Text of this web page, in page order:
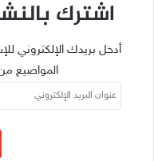
اشترك
أدخل بريدك الإلكتروني
المواضيع من
عنوان
البريد